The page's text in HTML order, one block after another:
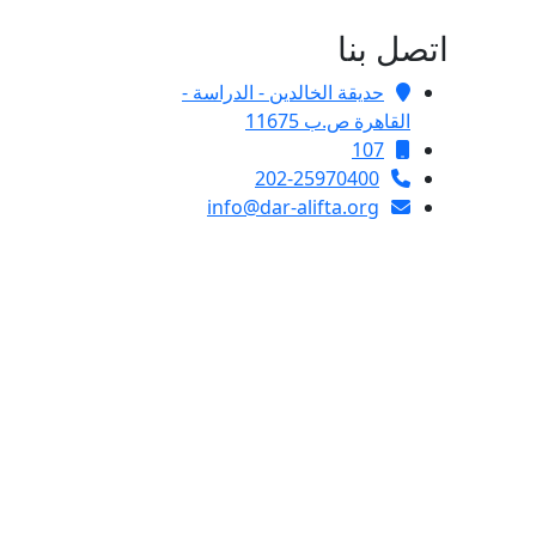
اتصل بنا
حديقة الخالدين - الدراسة -
القاهرة ص.ب 11675
107
202-25970400
info@dar-alifta.org